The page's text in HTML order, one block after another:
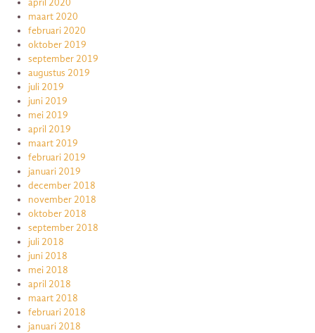
april 2020
maart 2020
februari 2020
oktober 2019
september 2019
augustus 2019
juli 2019
juni 2019
mei 2019
april 2019
maart 2019
februari 2019
januari 2019
december 2018
november 2018
oktober 2018
september 2018
juli 2018
juni 2018
mei 2018
april 2018
maart 2018
februari 2018
januari 2018